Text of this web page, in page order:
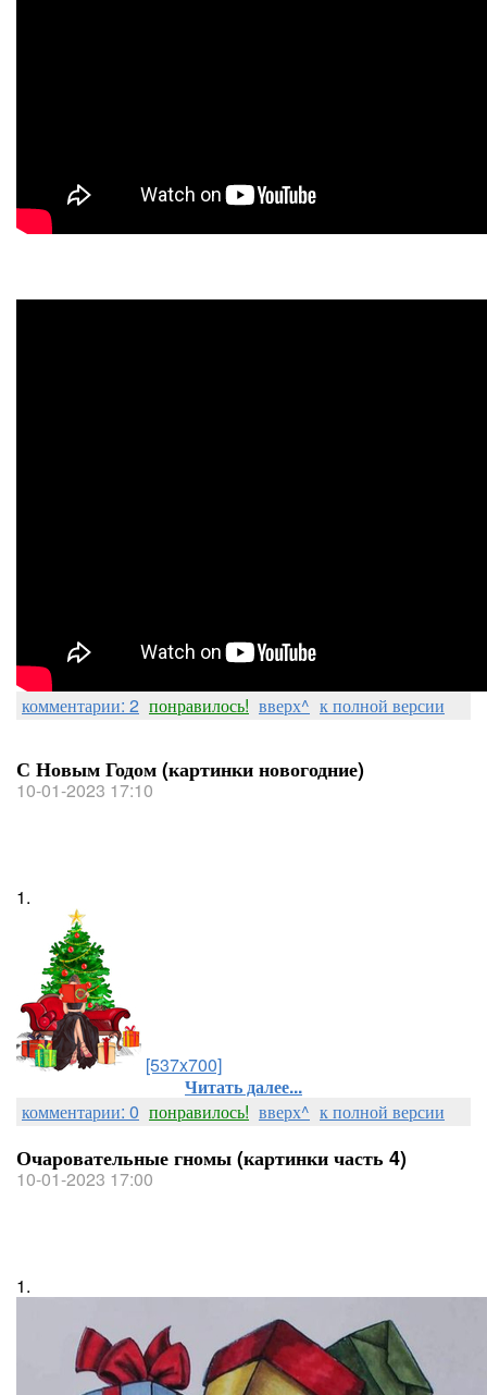
комментарии: 2 понравилось! вверх^ к полной версии
С Новым Годом (картинки новогодние)
10-01-2023 17:10
1.
[537x700]
Читать далее...
комментарии: 0 понравилось! вверх^ к полной версии
Очаровательные гномы (картинки часть 4)
10-01-2023 17:00
1.